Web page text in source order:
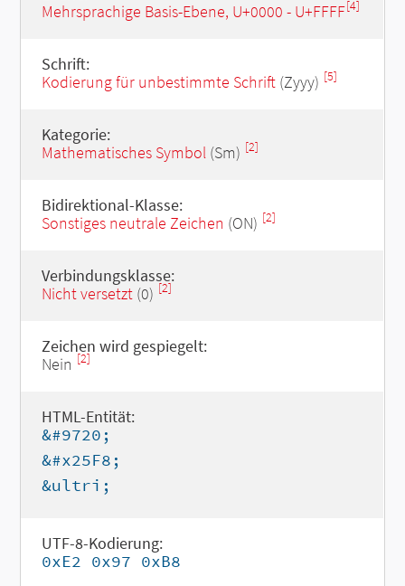
Mehrsprachige Basis-Ebene, U+0000 - U+FFFF[4]
Schrift:
Kodierung für unbestimmte Schrift(Zyyy) [5]
Kategorie:
Mathematisches Symbol(Sm) [2]
Bidirektional-Klasse:
Sonstiges neutrale Zeichen (ON) [2]
Verbindungsklasse:
Nicht versetzt(0) [2]
Zeichen wird gespiegelt:
Nein [2]
HTML-Entität:
&#9720;
&#x25F8;
&ultri;
UTF-8-Kodierung:
0xE2 0x97 0xB8